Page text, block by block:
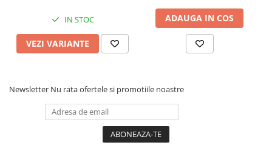
IN STOC
VEZI VARIANTE
ADAUGA IN COS
Newsletter Nu rata ofertele si promotiile noastre